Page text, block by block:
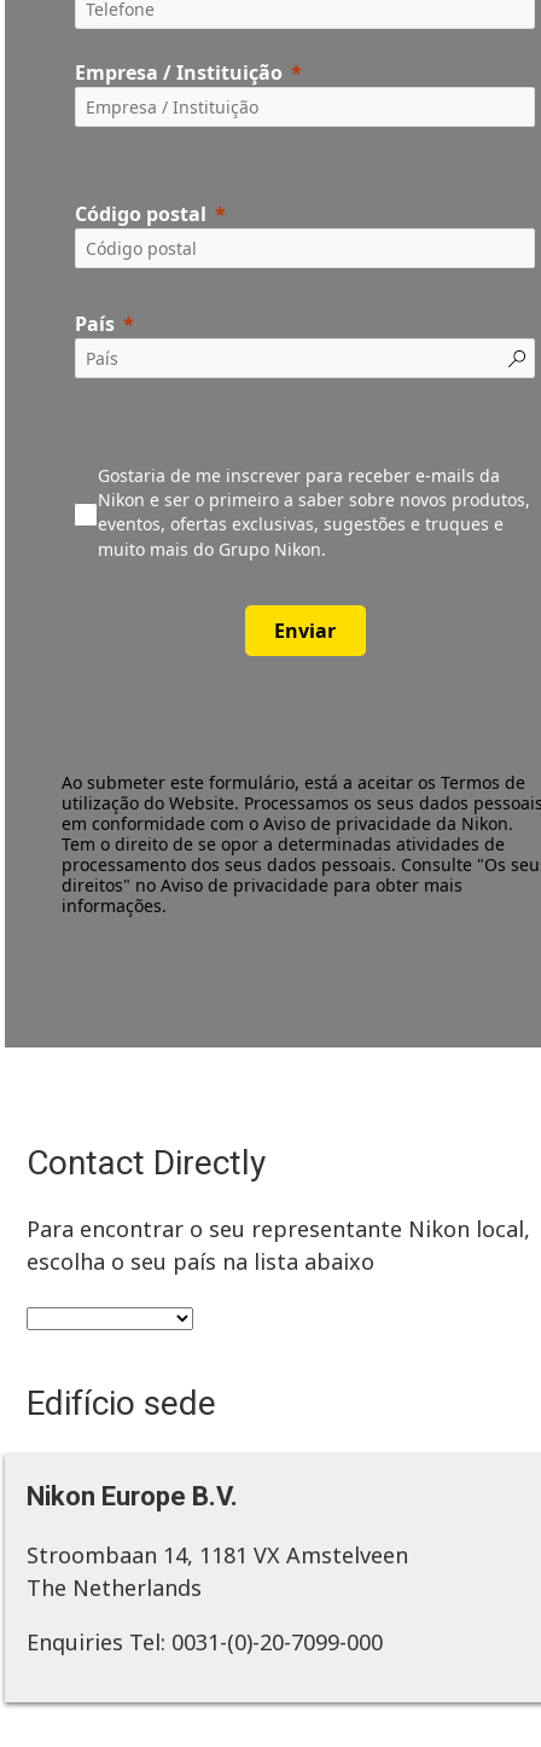
Empresa / Instituição
Código postal
País
Gostaria de me inscrever para receber e-mails da
Nikon e ser o primeiro a saber sobre novos produtos,
eventos, ofertas exclusivas, sugestões e truques e
muito mais do Grupo Nikon.
Enviar
Ao submeter este formulário, está a aceitar osTermos de
utilização do Website. Processamos os seus dados
em conformidade com oAviso de privacidade da Nikon.
Tem o direito de se opor a determinadas atividades de
processamento dos seus dados pessoais. Consulte "Os
direitos" no Aviso de privacidade para obter mais
informações.
Contact Directly
Para encontrar o seu representante Nikon local,
escolha o seu país na lista abaixo
Edifício sede
Nikon Europe B.V.
Stroombaan 14, 1181 VX Amstelveen
The Netherlands
Enquiries Tel: 0031-(0)-20-7099-000